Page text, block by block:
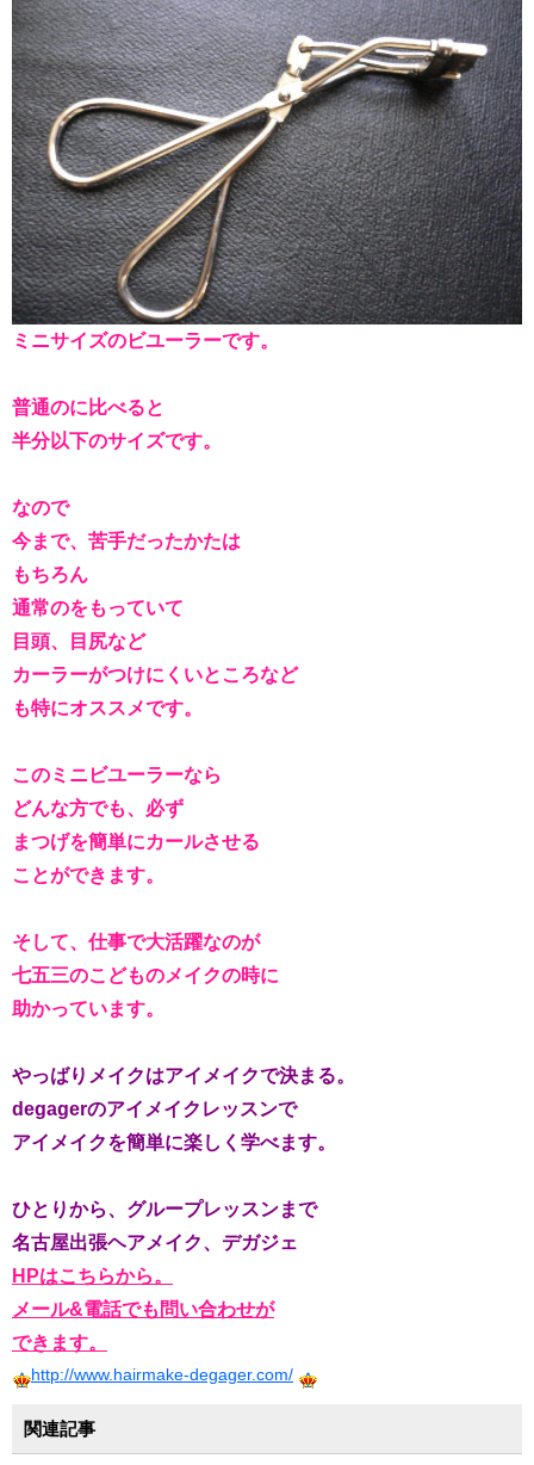
ミニサイズのビユーラーです。
普通のに比べると
半分以下のサイズです。
なので
今まで、苦手だったかたは
もちろん
通常のをもっていて
目頭、目尻など
カーラーがつけにくいところなど
も特にオススメです。
このミニビユーラーなら
どんな方でも、必ず
まつげを簡単にカールさせる
ことができます。
そして、仕事で大活躍なのが
七五三のこどものメイクの時に
助かっています。
やっばりメイクはアイメイクで決まる。
degagerのアイメイクレッスンで
アイメイクを簡単に楽しく学べます。
ひとりから、グループレッスンまで
名古屋出張ヘアメイク、デガジェ
HPはこちらから。
メール&電話でも問い合わせが
できます。
http://www.hairmake-degager.com/
関連記事